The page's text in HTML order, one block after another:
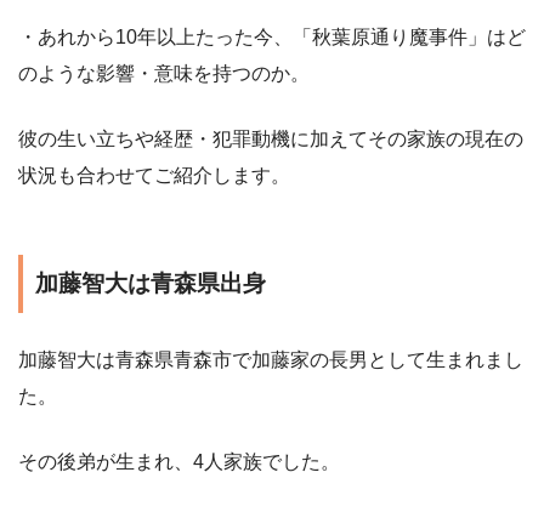
・あれから10年以上たった今、「秋葉原通り魔事件」はど
のような影響・意味を持つのか。
彼の生い立ちや経歴・犯罪動機に加えてその家族の現在の
状況も合わせてご紹介します。
加藤智大は青森県出身
加藤智大は青森県青森市で加藤家の長男として生まれまし
た。
その後弟が生まれ、4人家族でした。